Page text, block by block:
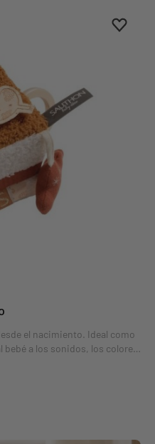
borrar
el nacimiento. Ideal como
bebé a los sonidos, los colores
delicadas en diferentes